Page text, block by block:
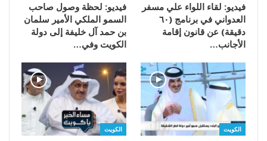
فيديو: لقاء اللواء علي مسفر
العدواني في برنامج (٦٠
دقيقة) عن قانون إقامة
الأجانب…
فيديو: لحظة وصول صاحب
السمو الملكي الأمير سلمان
بن حمد آل خليفة إلى دولة
الكويت وفي…
الكويت الكويت